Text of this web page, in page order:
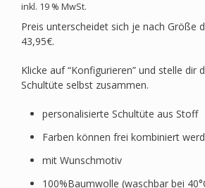
inkl. 19 % MwSt.
Preis unterscheidet sich je nach Größe
43,95€.
Klicke auf “Konfigurieren” und stelle dir
Schultüte selbst zusammen.
personalisierte Schultüte aus Stoff
Farben können frei kombiniert
mit Wunschmotiv
100%Baumwolle (waschbar bei